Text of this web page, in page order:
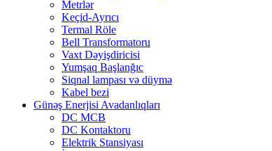
Metrlər
Keçid-Ayrıcı
Termal Röle
Bell Transformatoru
Vaxt Dəyişdiricisi
Yumşaq Başlanğıc
Siqnal lampası və düymə
Kabel bezi
Günəş Enerjisi Avadanlıqları
DC MCB
DC Kontaktoru
Elektrik Stansiyası